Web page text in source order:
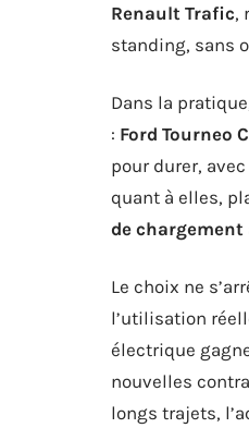
Renault Trafic,
standing, sans
Dans la
: Ford Tourneo
pour durer,
quant à elles,
de chargement
Le choix ne
l’utilisation
électrique
nouvelles
longs trajets,